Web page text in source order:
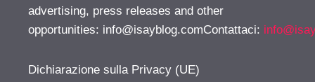
advertising, press releases and other
opportunities: info@isayblog.comContattaci:
Dichiarazione sulla Privacy (UE)